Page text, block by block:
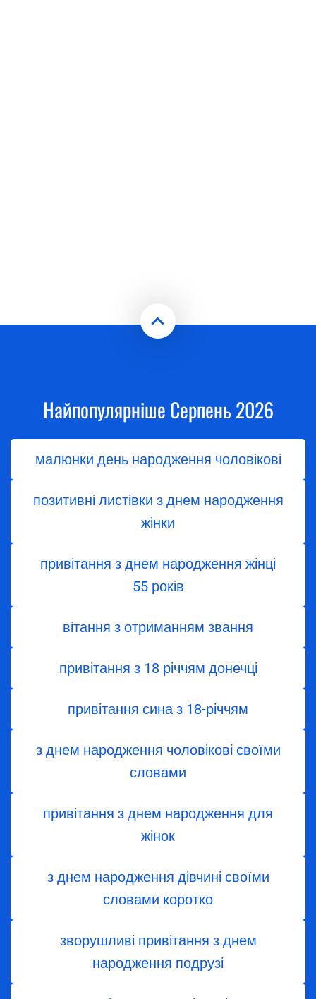
Найпопулярніше Серпень 2026
малюнки день народження чоловікові
позитивні листівки з днем народження
жінки
привітання з днем народження жінці
55 років
вітання з отриманням звання
привітання з 18 річчям донечці
привітання сина з 18-річчям
з днем народження чоловікові своїми
словами
привітання з днем народження для
жінок
з днем ​​народження дівчині своїми
словами коротко
зворушливі привітання з днем
народження подрузі